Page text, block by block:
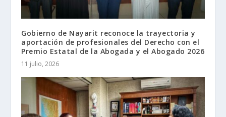
Gobierno de Nayarit reconoce la trayectoria y
aportación de profesionales del Derecho con el
Premio Estatal de la Abogada y el Abogado 2026
11 julio, 2026